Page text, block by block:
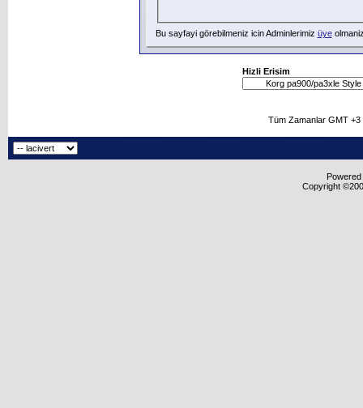
Bu sayfayi görebilmeniz icin Adminlerimiz üye
Hizli Erisim
Tüm Zamanlar GMT
Copyright